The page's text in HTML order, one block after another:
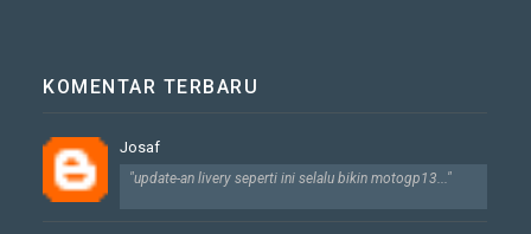
KOMENTAR TERBARU
Josaf
"update-an livery seperti ini selalu bikin motogp13..."